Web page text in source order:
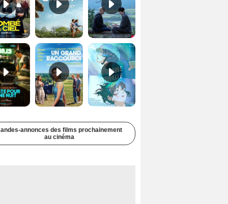
Juste pour une nuit Bande-annonce VO STFR Un grand raccourci Bande-annonce VF Une aube nouvelle Bande-annonce VO STFR
annonces des films prochainement
au cinéma